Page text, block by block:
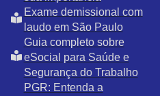
Exame demissional com
laudo em São Paulo
Guia completo sobre
eSocial para Saúde e
Segurança do Trabalho
PGR: Entenda a